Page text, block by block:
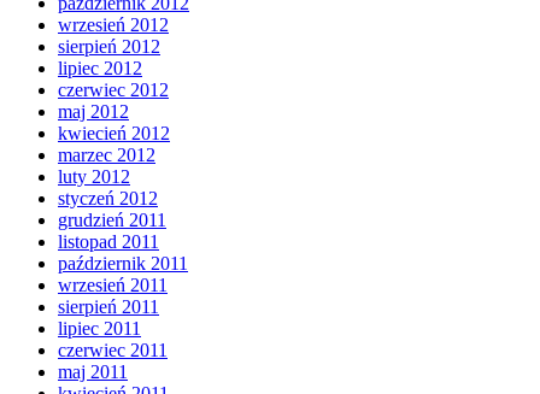
wrzesień 2012
sierpień 2012
lipiec 2012
czerwiec 2012
maj 2012
kwiecień 2012
marzec 2012
luty 2012
styczeń 2012
grudzień 2011
listopad 2011
październik 2011
wrzesień 2011
sierpień 2011
lipiec 2011
czerwiec 2011
maj 2011